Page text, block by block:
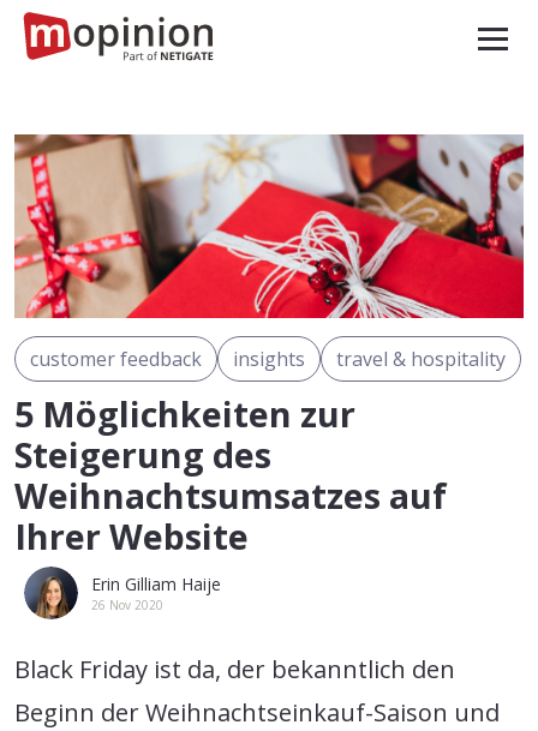
customer feedback insights travel & hospitality
5 Möglichkeiten zur
Steigerung des
Weihnachtsumsatzes auf
Ihrer Website
Erin Gilliam Haije
26 Nov 2020
Black Friday ist da, der bekanntlich den
Beginn der Weihnachtseinkauf-Saison und